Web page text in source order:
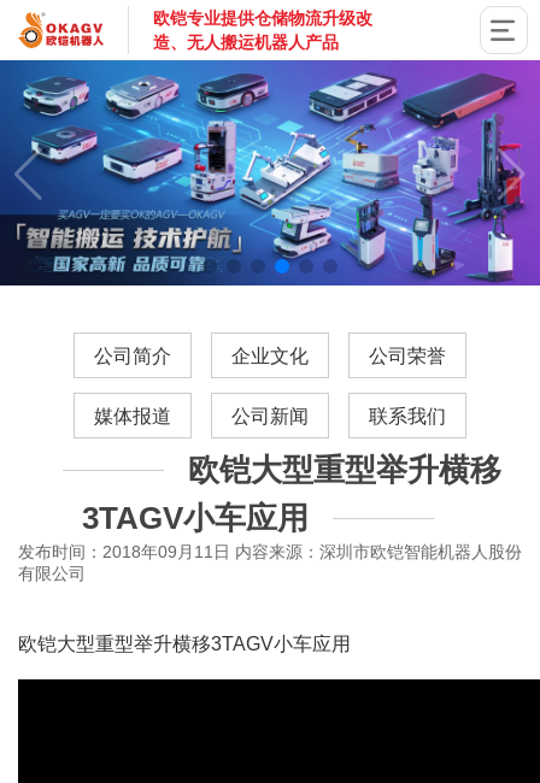
欧铠专业提供仓储物流升级改
造、无人搬运机器人产品
公司简介 企业文化 公司荣誉
媒体报道 公司新闻 联系我们
欧铠大型重型举升横移
3TAGV小车应用
发布时间：2018年09月11日 内容来源：深圳市欧铠智能机器人股份
有限公司
欧铠大型重型举升横移3TAGV小车应用